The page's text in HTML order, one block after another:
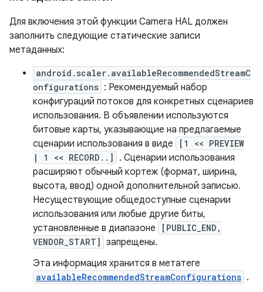
Для включения этой функции Camera HAL должен
заполнить следующие статические записи
метаданных:
android.scaler.availableRecommendedStreamC
onfigurations : Рекомендуемый набор
конфигураций потоков для конкретных сценариев
использования. В объявлении используются
битовые карты, указывающие на предлагаемые
сценарии использования в виде
[1 << PREVIEW
| 1 << RECORD..]
. Сценарии использования
расширяют обычный кортеж (формат, ширина,
высота, ввод) одной дополнительной записью.
Несуществующие общедоступные сценарии
использования или любые другие биты,
установленные в диапазоне
[PUBLIC_END,
VENDOR_START] запрещены.
Эта информация хранится в метатеге
availableRecommendedStreamConfigurations .